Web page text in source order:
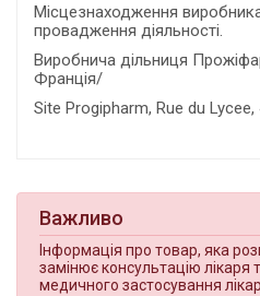
Місцезнаходження
провадження діяльності.
Виробнича дільниця
Франція/
Site Progipharm, Rue du Lycee,
Важливо
Інформація про товар, яка
замінює консультацію лікаря
медичного застосування